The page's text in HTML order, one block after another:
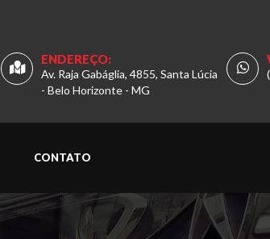
ENDEREÇO:
Av. Raja Gabáglia, 4855, Santa Lúcia
- Belo Horizonte - MG
CONTATO